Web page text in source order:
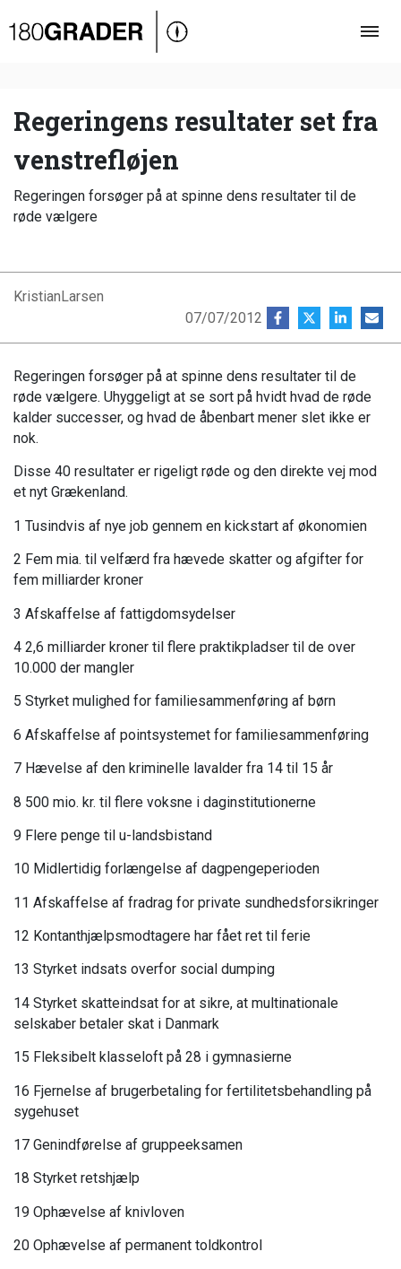
Oversigt
Debat
Video
Podcast
Regeringens resultater set fra
venstrefløjen
Regeringen forsøger på at spinne dens resultater til de
røde vælgere
KristianLarsen
07/07/2012
Regeringen forsøger på at spinne dens resultater til de
røde vælgere. Uhyggeligt at se sort på hvidt hvad de røde
kalder successer, og hvad de åbenbart mener slet ikke er
nok.
Disse 40 resultater er rigeligt røde og den direkte vej mod
et nyt Grækenland.
1 Tusindvis af nye job gennem en kickstart af økonomien
2 Fem mia. til velfærd fra hævede skatter og afgifter for
fem milliarder kroner
3 Afskaffelse af fattigdomsydelser
4 2,6 milliarder kroner til flere praktikpladser til de over
10.000 der mangler
5 Styrket mulighed for familiesammenføring af børn
6 Afskaffelse af pointsystemet for familiesammenføring
7 Hævelse af den kriminelle lavalder fra 14 til 15 år
8 500 mio. kr. til flere voksne i daginstitutionerne
9 Flere penge til u-landsbistand
10 Midlertidig forlængelse af dagpengeperioden
11 Afskaffelse af fradrag for private sundhedsforsikringer
12 Kontanthjælpsmodtagere har fået ret til ferie
13 Styrket indsats overfor social dumping
14 Styrket skatteindsat for at sikre, at multinationale
selskaber betaler skat i Danmark
15 Fleksibelt klasseloft på 28 i gymnasierne
16 Fjernelse af brugerbetaling for fertilitetsbehandling på
sygehuset
17 Genindførelse af gruppeeksamen
18 Styrket retshjælp
19 Ophævelse af knivloven
20 Ophævelse af permanent toldkontrol